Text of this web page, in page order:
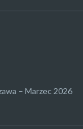
– Marzec 2026